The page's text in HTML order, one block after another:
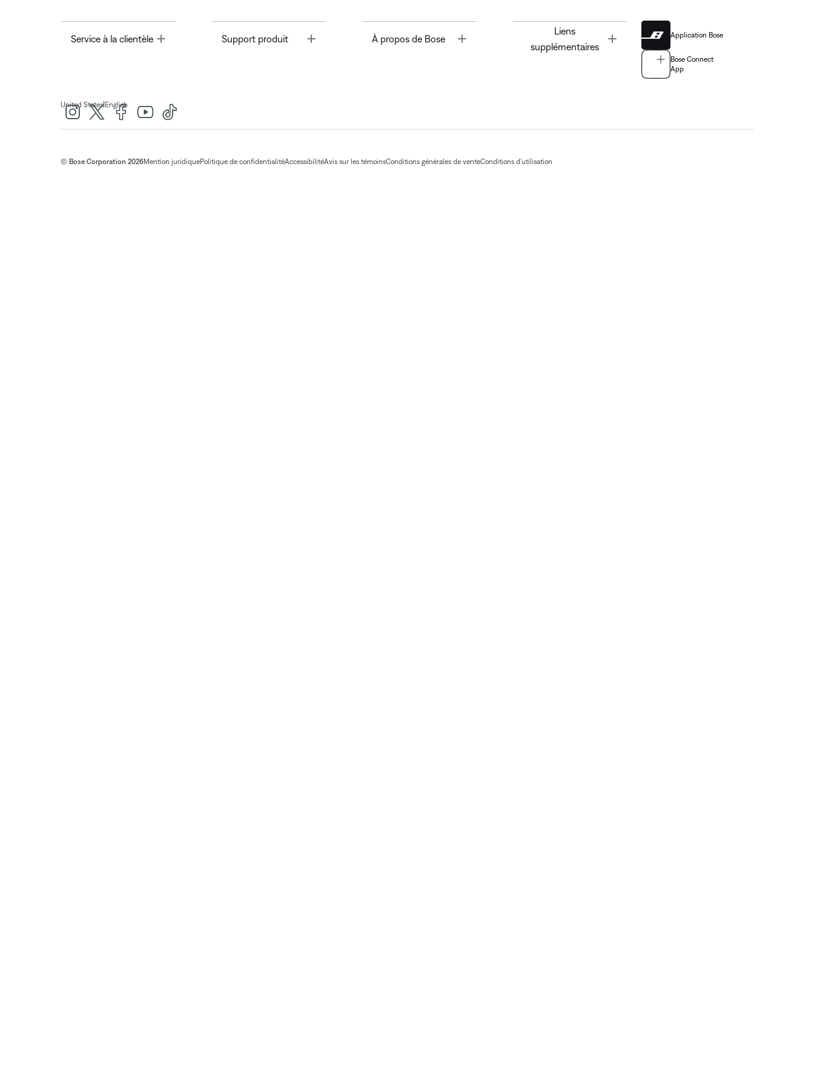
Service à la clientèle Toggle Support produit À propos de Bose Toggle
Liens
supplémentaires
Application Bose
Bose Connect
App
United States| English
© Bose Corporation 2026Mention juridiquePolitique de confidentialitéAccessibilitéAvis sur les témoinsConditions générales de venteConditions d'utilisation